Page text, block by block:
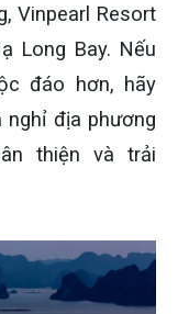
Vinpearl Resort
Long Bay. Nếu
đáo hơn, hãy
địa phương
thiện và trải